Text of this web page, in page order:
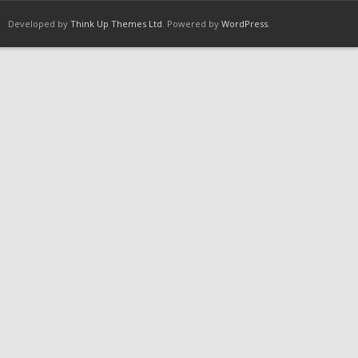
Developed by Think Up Themes Ltd. Powered by WordPress.